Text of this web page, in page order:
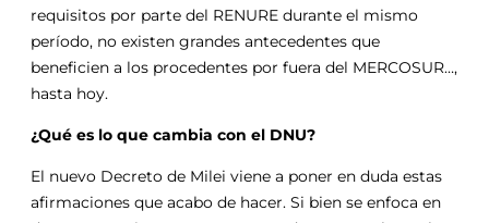
requisitos por parte del RENURE durante el mismo
período, no existen grandes antecedentes que
beneficien a los procedentes por fuera del MERCOSUR…,
hasta hoy.
¿Qué es lo que cambia con el DNU?
El nuevo Decreto de Milei viene a poner en duda estas
afirmaciones que acabo de hacer. Si bien se enfoca en